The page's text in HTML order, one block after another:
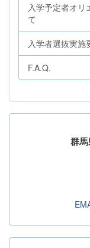
入学予定者オ
て
入学者選抜実施
F.A.Q.
群馬